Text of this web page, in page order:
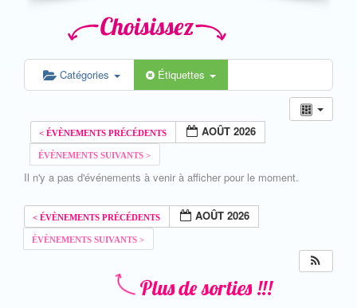
Catégories Étiquettes
AOÛT 2026
Il n'y a pas d'événements à venir à afficher pour le moment.
AOÛT 2026